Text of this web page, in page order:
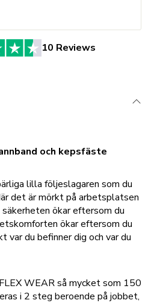
10 Reviews
och kepsfäste
lilla följeslagaren som du
det är mörkt på arbetsplatsen
ökar eftersom du
ökar eftersom du
var du befinner dig och var du
WEAR så mycket som 150
i 2 steg beroende på jobbet,